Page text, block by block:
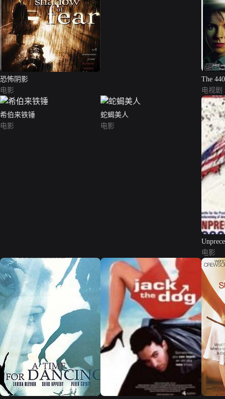
恐怖阴影
电影
The
电视剧
希伯来铁锤
电影
蛇蝎美人
电影
电影